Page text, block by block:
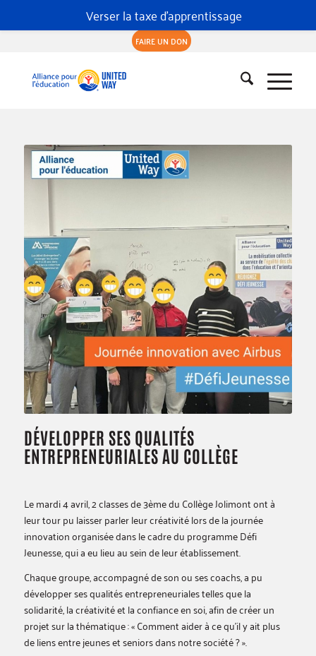
FAIRE UN DON
DÉVELOPPER SES QUALITÉS
ENTREPRENEURIALES AU COLLÈGE
Le mardi 4 avril, 2 classes de 3ème du Collège Jolimont ont à
leur tour pu laisser parler leur créativité lors de la journée
innovation organisée dans le cadre du programme Défi
Jeunesse, qui a eu lieu au sein de leur établissement.
Chaque groupe, accompagné de son ou ses coachs, a pu
développer ses qualités entrepreneuriales telles que la
solidarité, la créativité et la confiance en soi, afin de créer un
projet sur la thématique : « Comment aider à ce qu’il y ait plus
de liens entre jeunes et seniors dans notre société ? ».
Verser la taxe d'apprentissage